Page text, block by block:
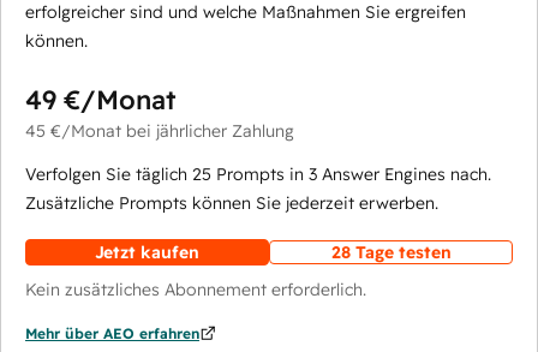
erfolgreicher sind und welche Maßnahmen Sie ergreifen
können.
49 €/Monat
45 €/Monat bei jährlicher Zahlung
Verfolgen Sie täglich 25 Prompts in 3 Answer Engines nach.
Zusätzliche Prompts können Sie jederzeit erwerben.
Jetzt kaufen
28 Tage testen
Kein zusätzliches Abonnement erforderlich.
Mehr über AEO erfahren